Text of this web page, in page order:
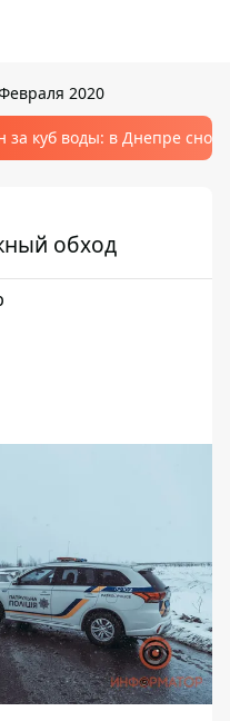
2020
за куб воды: в Днепре
обход